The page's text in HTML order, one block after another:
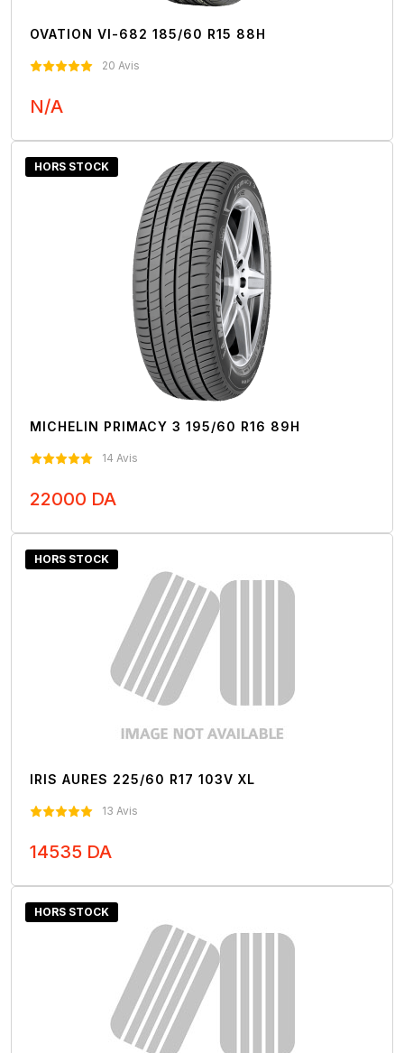
OVATION VI-682 185/60 R15 88H
20 Avis
N/A
HORS STOCK
MICHELIN PRIMACY 3 195/60 R16 89H
14 Avis
22000 DA
HORS STOCK
IRIS AURES 225/60 R17 103V XL
13 Avis
14535 DA
HORS STOCK